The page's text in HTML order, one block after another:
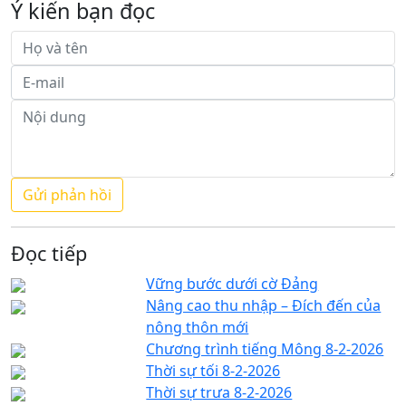
Ý kiến bạn đọc
Đọc tiếp
Vững bước dưới cờ Đảng
Nâng cao thu nhập – Đích đến của
nông thôn mới
Chương trình tiếng Mông 8-2-2026
Thời sự tối 8-2-2026
Thời sự trưa 8-2-2026